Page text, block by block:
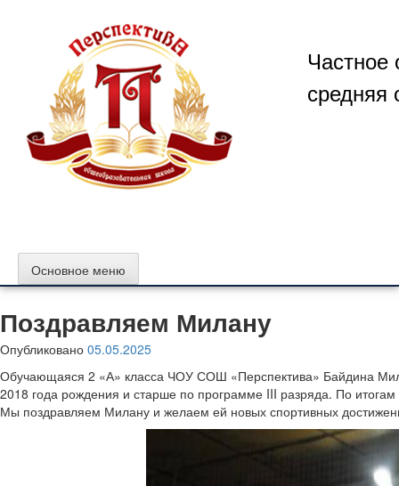
содержимому
Частное
средняя
Основное меню
Поздравляем Милану
Опубликовано 05.05.2025
Обучающаяся 2 «А» класса ЧОУ СОШ «Перспектива» Байдина
2018 года рождения и старше по программе III разряда. По
Мы поздравляем Милану и желаем ей новых спортивных